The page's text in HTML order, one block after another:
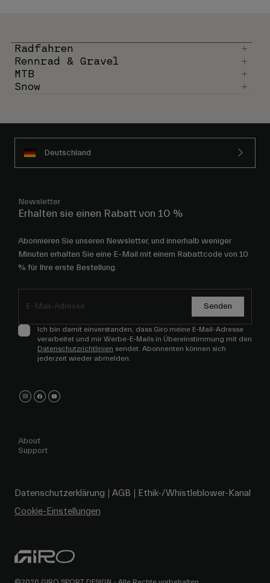
Radfahren
Rennrad & Gravel
MTB
Snow
Deutschland
Newsletter
Erhalten sie einen Rabatt von 10 %
Abonnieren Sie unseren Newsletter, und innerhalb weniger
Minuten erhalten Sie eine E-Mail mit einem Rabattcode von 10
% für Ihre erste Bestellung.
Senden
Ich bin damit einverstanden, dass Giro meine E-Mail-Adresse
verarbeitet und mir Werbe-E-Mails in Übereinstimmung mit den
Datenschutzrichtlinien sendet. Abonnenten können sich
jederzeit wieder abmelden.
About
Support
Datenschutzerklärung AGB
Ethik-/Whistleblower-Kanal
Cookie-Einstellungen